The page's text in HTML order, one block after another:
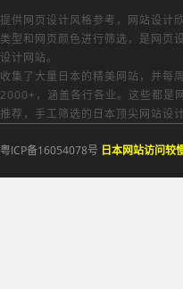
提供网页设计风格参考， 网站设计
类型和网页颜色进行筛选，是网页
设计网站。
收集了大量日本的精美网站，并每
2000+，涵盖各行各业。这些都是
推荐，手工筛选的日本顶尖网站设计
粤ICP备16054078号 日本网站访问较